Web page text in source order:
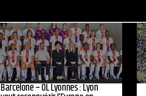
Barcelone – OL Lyonnes : Lyon